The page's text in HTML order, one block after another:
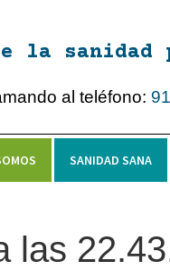
la sanidad
al teléfono:
SANIDAD SANA
las